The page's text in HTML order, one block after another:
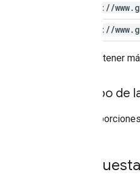
https: //www.
https: //www.
Para obtener
Cuerpo de
No
Respuesta